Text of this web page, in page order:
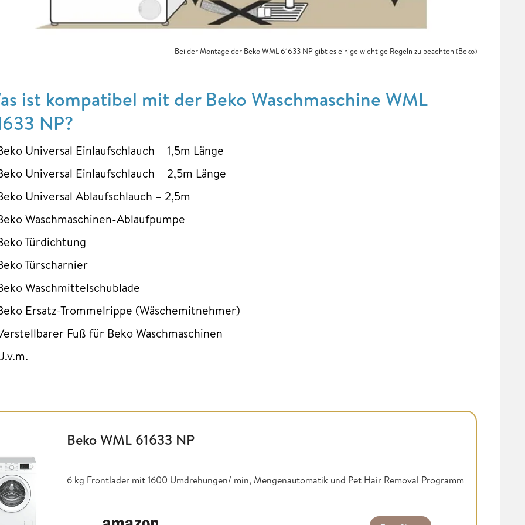
Bei der Montage der Beko WML 61633 NP gibt es einige wichtige Regeln zu beachten (Beko)
ist kompatibel mit der Beko Waschmaschine WML
NP?
Universal Einlaufschlauch – 1,5m Länge
Universal Einlaufschlauch – 2,5m Länge
Universal Ablaufschlauch – 2,5m
Waschmaschinen-Ablaufpumpe
Türdichtung
Türscharnier
Waschmittelschublade
Ersatz-Trommelrippe (Wäschemitnehmer)
Fuß für Beko Waschmaschinen
Beko WML 61633 NP
6 kg Frontlader mit 1600 Umdrehungen/ min, Mengenautomatik und Pet Hair Removal Programm